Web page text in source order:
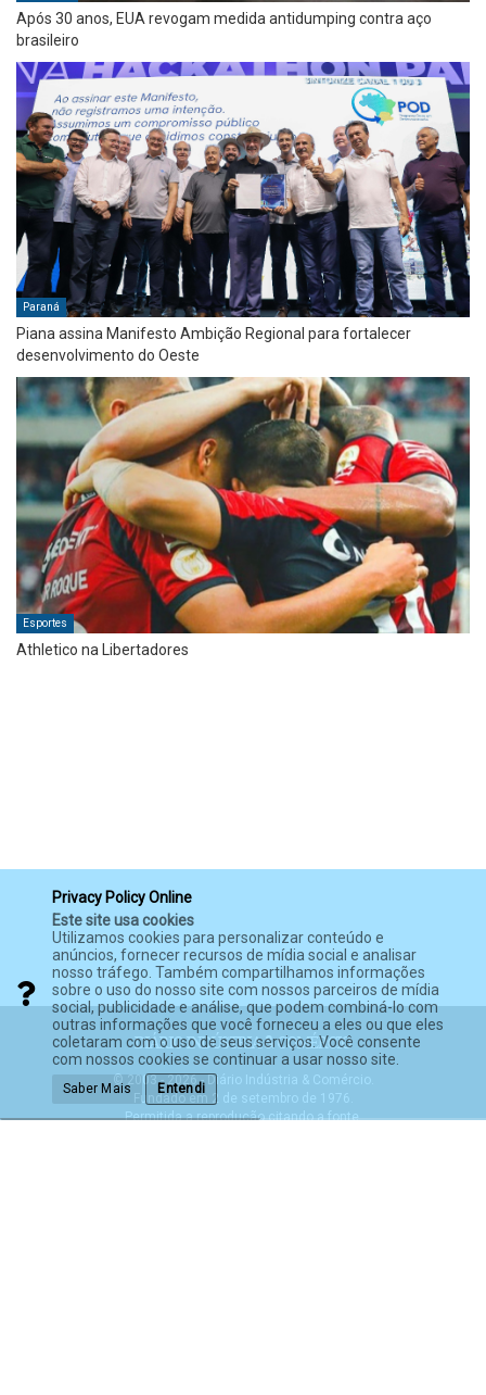
Após 30 anos, EUA revogam medida antidumping contra aço
brasileiro
Paraná
Piana assina Manifesto Ambição Regional para fortalecer
desenvolvimento do Oeste
Esportes
Athletico na Libertadores
© 2003 - 2026 - Diário Indústria & Comércio.
Fundado em 2 de setembro de 1976.
Permitida a reprodução citando a fonte.
Privacy Policy Online
Este site usa cookies
Utilizamos cookies para personalizar conteúdo e
anúncios, fornecer recursos de mídia social e analisar
nosso tráfego. Também compartilhamos informações
sobre o uso do nosso site com nossos parceiros de mídia
social, publicidade e análise, que podem combiná-lo com
outras informações que você forneceu a eles ou que eles
coletaram com o uso de seus serviços. Você consente
com nossos cookies se continuar a usar nosso site.
Saber Mais Entendi